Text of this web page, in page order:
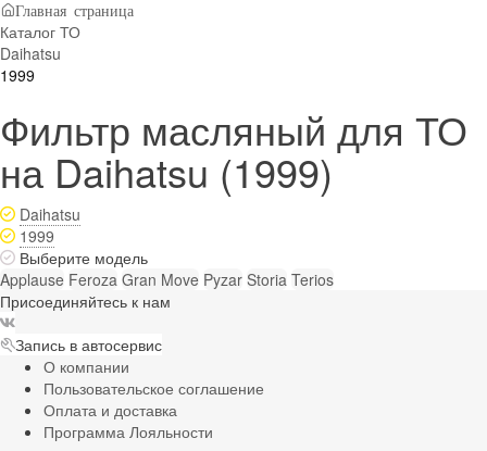
Главная страница
Каталог ТО
Daihatsu
1999
Фильтр масляный для ТО
на Daihatsu (1999)
Daihatsu
1999
Выберите модель
Applause Feroza Gran Move Pyzar Storia Terios
Присоединяйтесь к нам
Запись в автосервис
О компании
Пользовательское соглашение
Оплата и доставка
Программа Лояльности